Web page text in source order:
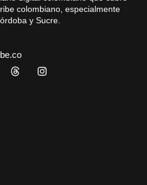
colombiano, especialmente
y Sucre.